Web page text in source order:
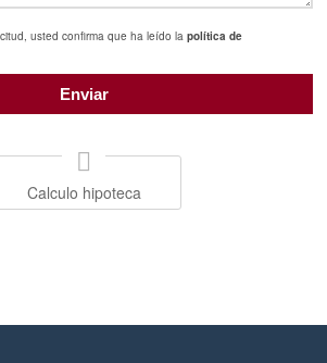
usted confirma que ha leído la política de
Calculo hipoteca